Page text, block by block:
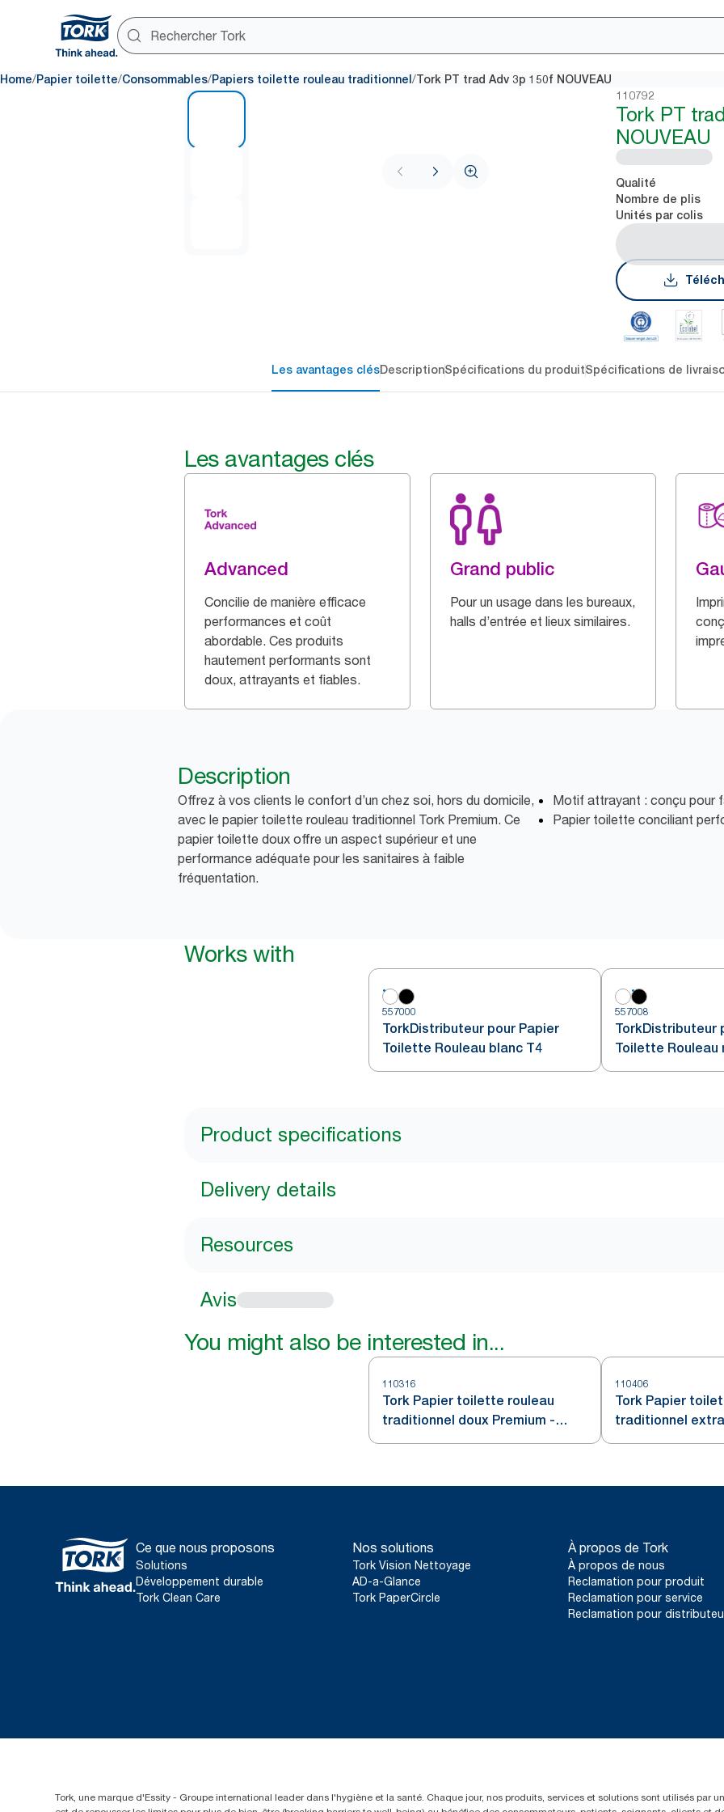
Home/Papier toilette/Consommables/Papiers toilette rouleau traditionnel /Tork PT trad Adv 3p 150f NOUVEAU
110792
Tork PT
NOUVEAU
Qualité
Nombre de plis
Unités par colis
Les avantages clésDescriptionSpécifications du produitSpécifications de
Les avantages clés
Advanced
Concilie de manière efficace
performances et coût
abordable. Ces produits
hautement performants sont
doux, attrayants et fiables.
Grand public
Pour un usage dans les bureaux,
halls d’entrée et lieux similaires.
Description
Offrez à vos clients le confort d’un chez soi, hors du domicile,
avec le papier toilette rouleau traditionnel Tork Premium. Ce
papier toilette doux offre un aspect supérieur et une
performance adéquate pour les sanitaires à faible
fréquentation.
Motif attrayant : conçu pour
Papier toilette conciliant
Works with
557000
TorkDistributeur pour Papier
Toilette Rouleau blanc T4
557008
TorkDistributeur
Toilette Rouleau
Product specifications
Delivery details
Resources
Avis
You might also be interested in...
110316
Tork Papier toilette rouleau
traditionnel doux Premium -
3 plis
110406
Tork Papier
traditionnel
- 4 plis
Ce que nous proposons
Solutions
Développement durable
Tork Clean Care
Nos solutions
Tork Vision Nettoyage
AD-a-Glance
Tork PaperCircle
À propos de Tork
À propos de nous
Reclamation pour produit
Reclamation pour service
Reclamation pour
Tork, une marque d'Essity - Groupe international leader dans l'hygiène et la santé. Chaque jour, nos produits, services et solutions sont utilisés par